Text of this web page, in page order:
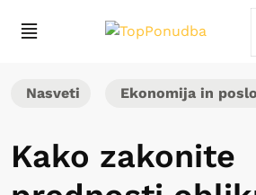
Nasveti Ekonomija in
Kako zakonite